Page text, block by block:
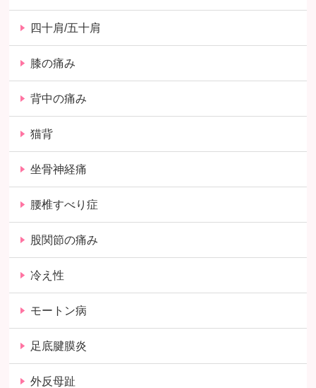
四十肩/五十肩
膝の痛み
背中の痛み
猫背
坐骨神経痛
腰椎すべり症
股関節の痛み
冷え性
モートン病
足底腱膜炎
外反母趾